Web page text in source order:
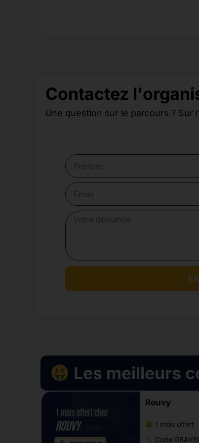
Contactez
Une question sur le parcours ? Sur
Les meilleurs
Rouvy
1 mois offert
Code